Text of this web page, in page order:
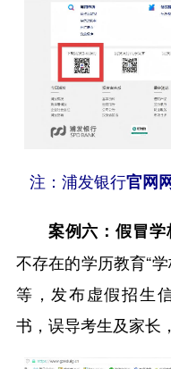
注：浦发银行官网
案例六：假冒
不存在的学历教育“
等，发布虚假招生
书，误导考生及家长